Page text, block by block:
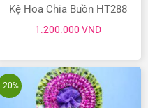
Kệ Hoa Chia Buồn HT288
1.200.000 VND
-20%